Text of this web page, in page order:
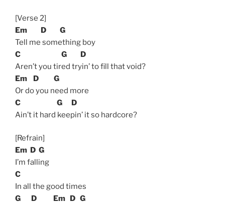
[Verse 2]
Em
D
G
Tell me something boy
C
G
D
Aren’t you tired tryin’ to fill that void?
Em
D
G
Or do you need more
C
G
D
Ain’t it hard keepin’ it so hardcore?
[Refrain]
Em D G
I’m falling
C
In all the good times
G
D Em D G